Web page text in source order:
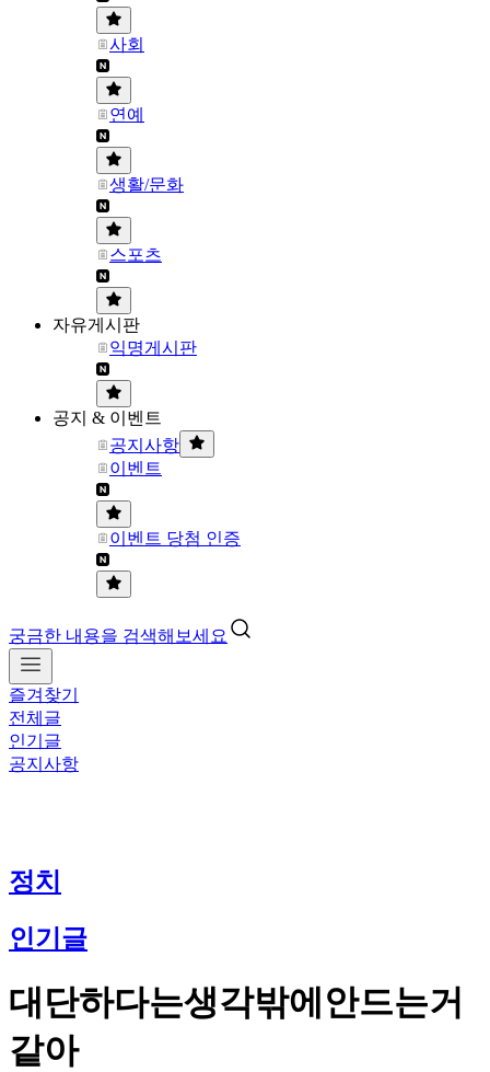
사회
연예
생활/문화
스포츠
자유게시판
익명게시판
공지 & 이벤트
공지사항
이벤트
이벤트 당첨 인증
궁금한 내용을 검색해보세요
즐겨찾기
전체글
인기글
공지사항
정치
인기글
대단하다는생각밖에안드는거
같아